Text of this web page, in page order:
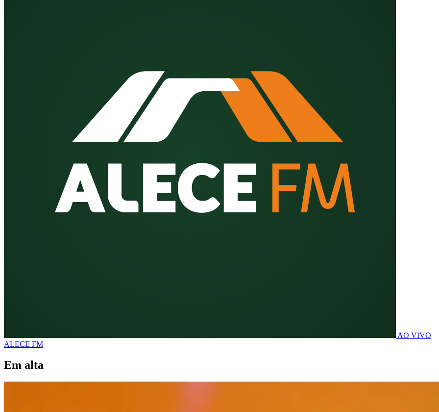
AO VIVO
ALECE FM
Em alta